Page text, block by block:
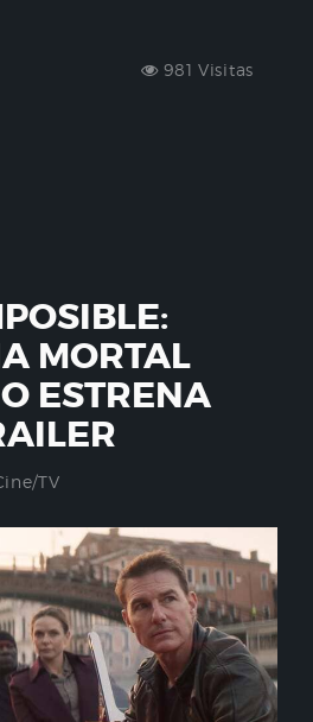
981 Visitas
MORTAL
ESTRENA
TV